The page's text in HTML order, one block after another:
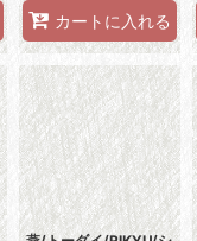
カートに入れる